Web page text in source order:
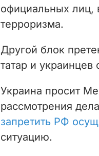
официальных лиц,
терроризма.
Другой блок
татар и
Украина просит
рассмотрения
запретить РФ
ситуацию.